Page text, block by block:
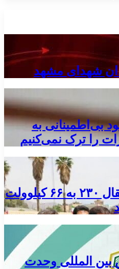
شهدای مشهد
بی‌اطمینانی به
را ترک نمی‌کنیم
پروژه پست و خط انتقال ۲۳۰ به ۶۶ کیلوولت
المللی وحدت